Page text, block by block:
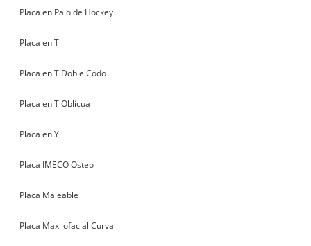
Placa en Palo de Hockey
Placa en T
Placa en T Doble Codo
Placa en T Oblícua
Placa en Y
Placa IMECO Osteo
Placa Maleable
Placa Maxilofacial Curva